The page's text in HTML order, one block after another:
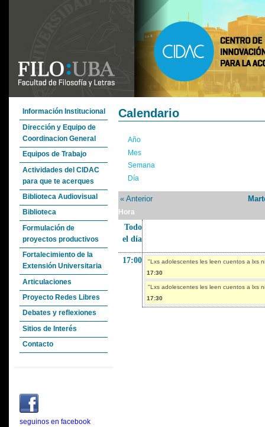
Información Institucional
Dirección y Equipo de
Coordinacion General
Equipos de Trabajo
Actividades del CIDAC
para que te acerques
Biblioteca Audiovisual
Biblioteca
Formulación de
proyectos productivos
Fortalecimiento de la
Extensión Universitaria
Articulaciones
Proyecto Redes Libres
Debates y reflexiones
Sitios de Interés
Contacto
seguinos en facebook
Calendario
Año
Mes
Semana
Día
« Anterior
Hora
Todo
el día
17:00
"Lxs adolescentes les leen cuentos a lxs
17:30
"Lxs adolescentes les leen cuentos a lxs
17:30